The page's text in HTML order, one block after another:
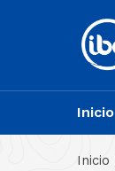
Inicio
Inicio